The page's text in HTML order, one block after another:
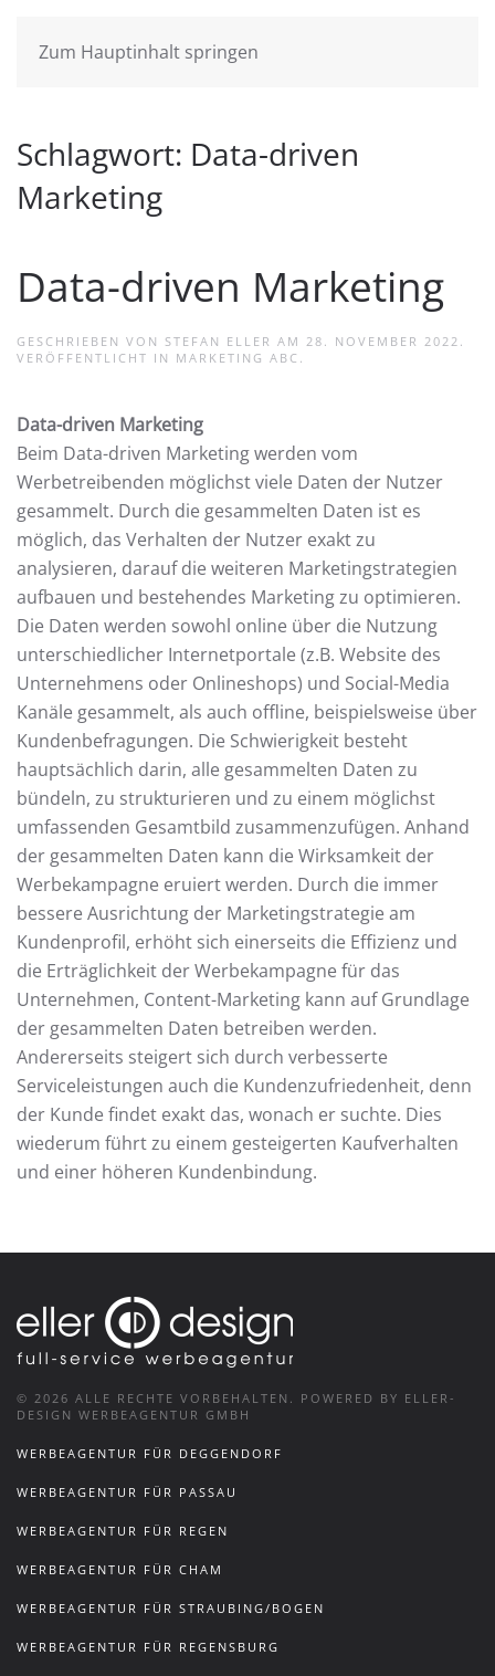
Zum Hauptinhalt springen
Schlagwort: Data-driven
Marketing
Data-driven Marketing
GESCHRIEBEN VON STEFAN ELLER AM 28. NOVEMBER 2022 .
VERÖFFENTLICHT IN MARKETING ABC .
Data-driven Marketing
Beim Data-driven Marketing werden vom
Werbetreibenden möglichst viele Daten der Nutzer
gesammelt. Durch die gesammelten Daten ist es
möglich, das Verhalten der Nutzer exakt zu
analysieren, darauf die weiteren Marketingstrategien
aufbauen und bestehendes Marketing zu optimieren.
Die Daten werden sowohl online über die Nutzung
unterschiedlicher Internetportale (z.B. Website des
Unternehmens oder Onlineshops) und Social-Media
Kanäle gesammelt, als auch offline, beispielsweise über
Kundenbefragungen. Die Schwierigkeit besteht
hauptsächlich darin, alle gesammelten Daten zu
bündeln, zu strukturieren und zu einem möglichst
umfassenden Gesamtbild zusammenzufügen. Anhand
der gesammelten Daten kann die Wirksamkeit der
Werbekampagne eruiert werden. Durch die immer
bessere Ausrichtung der Marketingstrategie am
Kundenprofil, erhöht sich einerseits die Effizienz und
die Erträglichkeit der Werbekampagne für das
Unternehmen, Content-Marketing kann auf Grundlage
der gesammelten Daten betreiben werden.
Andererseits steigert sich durch verbesserte
Serviceleistungen auch die Kundenzufriedenheit, denn
der Kunde findet exakt das, wonach er suchte. Dies
wiederum führt zu einem gesteigerten Kaufverhalten
und einer höheren Kundenbindung.
© 2026 ALLE RECHTE VORBEHALTEN. POWERED BY ELLER-
DESIGN WERBEAGENTUR GMBH
WERBEAGENTUR FÜR DEGGENDORF
WERBEAGENTUR FÜR PASSAU
WERBEAGENTUR FÜR REGEN
WERBEAGENTUR FÜR CHAM
WERBEAGENTUR FÜR STRAUBING/BOGEN
WERBEAGENTUR FÜR REGENSBURG